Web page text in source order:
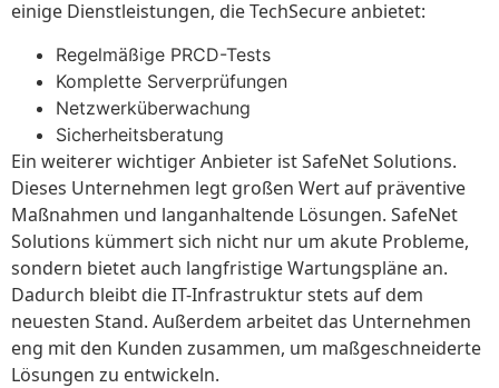
einige Dienstleistungen, die TechSecure anbietet:
Regelmäßige PRCD-Tests
Komplette Serverprüfungen
Netzwerküberwachung
Sicherheitsberatung
Ein weiterer wichtiger Anbieter ist SafeNet Solutions.
Dieses Unternehmen legt großen Wert auf präventive
Maßnahmen und langanhaltende Lösungen. SafeNet
Solutions kümmert sich nicht nur um akute Probleme,
sondern bietet auch langfristige Wartungspläne an.
Dadurch bleibt die IT-Infrastruktur stets auf dem
neuesten Stand. Außerdem arbeitet das Unternehmen
eng mit den Kunden zusammen, um maßgeschneiderte
Lösungen zu entwickeln.